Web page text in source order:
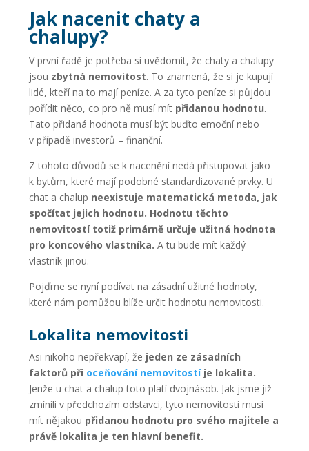
Jak nacenit chaty a
chalupy?
V první řadě je potřeba si uvědomit, že chaty a chalupy
jsou zbytná nemovitost. To znamená, že si je kupují
lidé, kteří na to mají peníze. A za tyto peníze si půjdou
pořídit něco, co pro ně musí mít přidanou hodnotu.
Tato přidaná hodnota musí být buďto emoční nebo
v případě investorů – finanční.
Z tohoto důvodů se k nacenění nedá přistupovat jako
k bytům, které mají podobné standardizované prvky. U
chat a chalup neexistuje matematická metoda, jak
spočítat jejich hodnotu. Hodnotu těchto
nemovitostí totiž primárně určuje užitná hodnota
pro koncového vlastníka. A tu bude mít každý
vlastník jinou.
Pojďme se nyní podívat na zásadní užitné hodnoty,
které nám pomůžou blíže určit hodnotu nemovitosti.
Lokalita nemovitosti
Asi nikoho nepřekvapí, že jeden ze zásadních
faktorů při oceňování nemovitostíje lokalita.
Jenže u chat a chalup toto platí dvojnásob. Jak jsme již
zmínili v předchozím odstavci, tyto nemovitosti musí
mít nějakou přidanou hodnotu pro svého majitele a
právě lokalita je ten hlavní benefit.